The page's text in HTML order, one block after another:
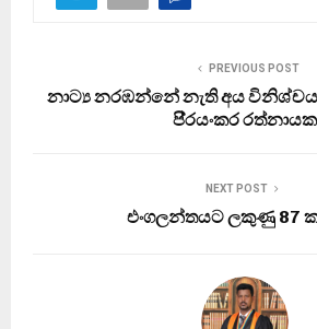
PREVIOUS POST
නාට්‍ය නරඹන්නේ නැති අය
පි‍්‍රයංකර රත්නායක
NEXT POST
එංගලන්තයට ලකුණු 87